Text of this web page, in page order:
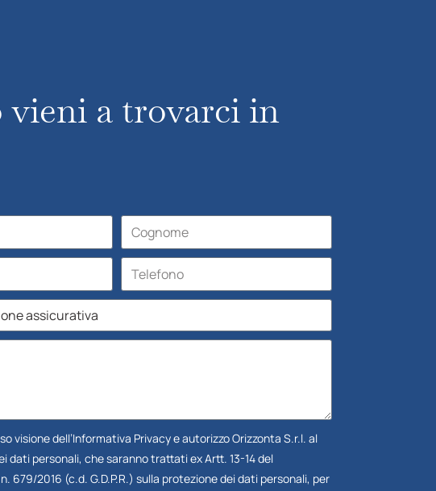
vieni a trovarci in
visione dell’Informativa Privacye autorizzo Orizzonta S.r.l. al
dati personali, che saranno trattati ex Artt. 13-14 del
679/2016 (c.d. G.D.P.R.) sulla protezione dei dati personali, per